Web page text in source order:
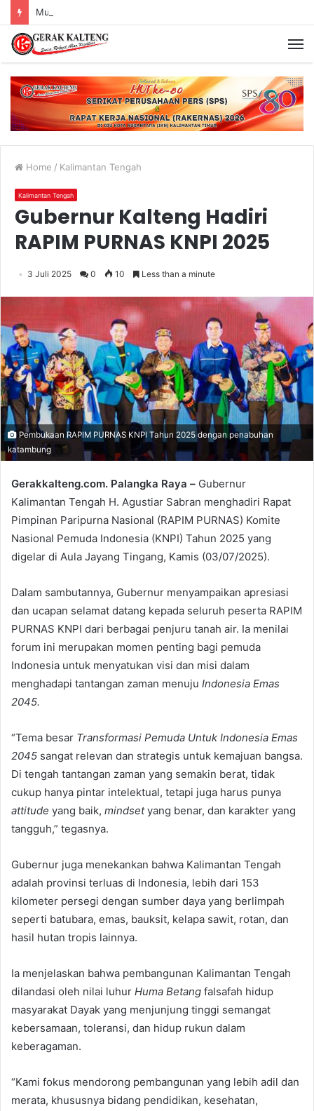
Murung Raya Menangi MTQ Korpri VIII Kalimantan Tengah
Home / Kalimantan Tengah
Kalimantan Tengah
Gubernur Kalteng Hadiri
RAPIM PURNAS KNPI 2025
3 Juli 2025 0 10 Less than a minute
Pembukaan RAPIM PURNAS KNPI Tahun 2025 dengan penabuhan
katambung
Gerakkalteng.com. Palangka Raya – Gubernur
Kalimantan Tengah H. Agustiar Sabran menghadiri Rapat
Pimpinan Paripurna Nasional (RAPIM PURNAS) Komite
Nasional Pemuda Indonesia (KNPI) Tahun 2025 yang
digelar di Aula Jayang Tingang, Kamis (03/07/2025).
Dalam sambutannya, Gubernur menyampaikan apresiasi
dan ucapan selamat datang kepada seluruh peserta RAPIM
PURNAS KNPI dari berbagai penjuru tanah air. Ia menilai
forum ini merupakan momen penting bagi pemuda
Indonesia untuk menyatukan visi dan misi dalam
menghadapi tantangan zaman menuju Indonesia Emas
2045.
“Tema besar Transformasi Pemuda Untuk Indonesia Emas
2045 sangat relevan dan strategis untuk kemajuan bangsa.
Di tengah tantangan zaman yang semakin berat, tidak
cukup hanya pintar intelektual, tetapi juga harus punya
attitude yang baik, mindsetyang benar, dan karakter yang
tangguh,” tegasnya.
Gubernur juga menekankan bahwa Kalimantan Tengah
adalah provinsi terluas di Indonesia, lebih dari 153
kilometer persegi dengan sumber daya yang berlimpah
seperti batubara, emas, bauksit, kelapa sawit, rotan, dan
hasil hutan tropis lainnya.
Ia menjelaskan bahwa pembangunan Kalimantan Tengah
dilandasi oleh nilai luhur Huma Betang falsafah hidup
masyarakat Dayak yang menjunjung tinggi semangat
kebersamaan, toleransi, dan hidup rukun dalam
keberagaman.
“Kami fokus mendorong pembangunan yang lebih adil dan
merata, khususnya bidang pendidikan, kesehatan,